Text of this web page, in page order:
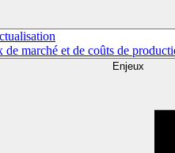
de marché et de coûts de
Enjeux